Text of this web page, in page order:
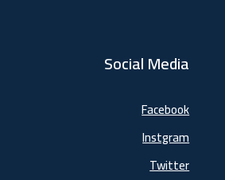
Social Media
Facebook
Instgram
Twitter